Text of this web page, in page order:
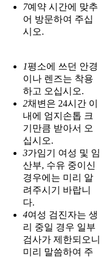
7예약 시간에 맞추
어 방문하여 주십
시오.
1평소에 쓰던 안경
이나 렌즈는 착용
하고 오십시오.
2채변은 24시간 이
내에 엄지손톱 크
기만큼 받아서 오
십시오.
3가임기 여성 및 임
산부, 수유 중이신
경우에는 미리 알
려주시기 바랍니
다.
4여성 검진자는 생
리 중일 경우 일부
검사가 제한되오니
미리 말씀하여 주